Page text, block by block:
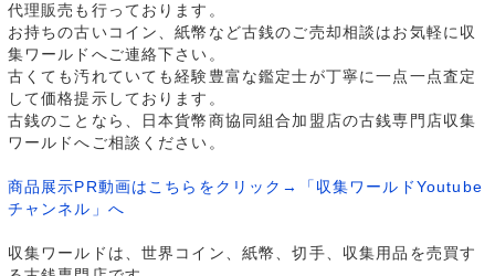
代理販売も行っております。
お持ちの古いコイン、紙幣など古銭のご売却相談はお気軽に収
集ワールドへご連絡下さい。
古くても汚れていても経験豊富な鑑定士が丁寧に一点一点査定
して価格提示しております。
古銭のことなら、日本貨幣商協同組合加盟店の古銭専門店収集
ワールドへご相談ください。
商品展示PR動画はこちらをクリック→「収集ワールドYoutube
チャンネル」へ
収集ワールドは、世界コイン、紙幣、切手、収集用品を売買す